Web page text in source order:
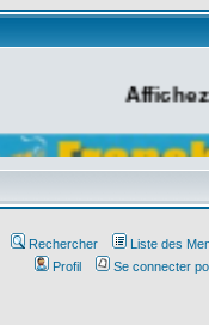
Rechercher
Liste des
Profil
Se connecter